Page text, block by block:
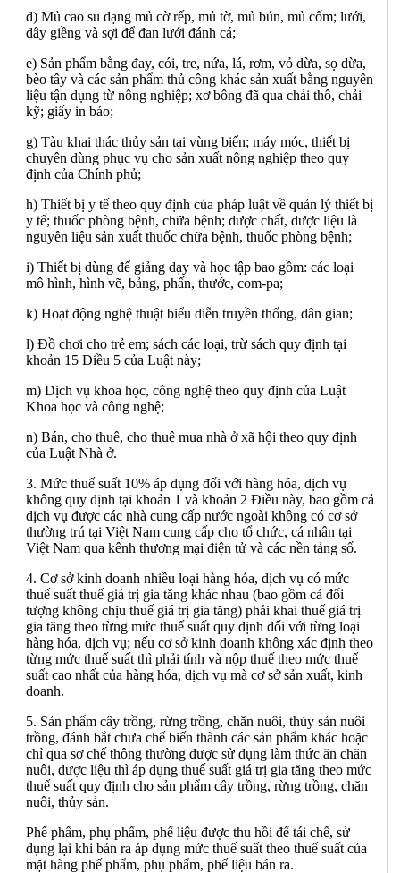
đ) Mủ cao su dạng mủ cờ rếp, mủ tờ, mủ bún, mủ cốm; lưới,
dây giềng và sợi để đan lưới đánh cá;
e) Sản phẩm bằng đay, cói, tre, nứa, lá, rơm, vỏ dừa, sọ dừa,
bèo tây và các sản phẩm thủ công khác sản xuất bằng nguyên
liệu tận dụng từ nông nghiệp; xơ bông đã qua chải thô, chải
kỹ; giấy in báo;
g) Tàu khai thác thủy sản tại vùng biển; máy móc, thiết bị
chuyên dùng phục vụ cho sản xuất nông nghiệp theo quy
định của Chính phủ;
h) Thiết bị y tế theo quy định của pháp luật về quản lý thiết bị
y tế; thuốc phòng bệnh, chữa bệnh; dược chất, dược liệu là
nguyên liệu sản xuất thuốc chữa bệnh, thuốc phòng bệnh;
i) Thiết bị dùng để giảng dạy và học tập bao gồm: các loại
mô hình, hình vẽ, bảng, phấn, thước, com-pa;
k) Hoạt động nghệ thuật biểu diễn truyền thống, dân gian;
l) Đồ chơi cho trẻ em; sách các loại, trừ sách quy định tại
khoản 15 Điều 5 của Luật này;
m) Dịch vụ khoa học, công nghệ theo quy định của Luật
Khoa học và công nghệ;
n) Bán, cho thuê, cho thuê mua nhà ở xã hội theo quy định
của Luật Nhà ở.
3. Mức thuế suất 10% áp dụng đối với hàng hóa, dịch vụ
không quy định tại khoản 1 và khoản 2 Điều này, bao gồm cả
dịch vụ được các nhà cung cấp nước ngoài không có cơ sở
thường trú tại Việt Nam cung cấp cho tổ chức, cá nhân tại
Việt Nam qua kênh thương mại điện tử và các nền tảng số.
4. Cơ sở kinh doanh nhiều loại hàng hóa, dịch vụ có mức
thuế suất thuế giá trị gia tăng khác nhau (bao gồm cả đối
tượng không chịu thuế giá trị gia tăng) phải khai thuế giá trị
gia tăng theo từng mức thuế suất quy định đối với từng loại
hàng hóa, dịch vụ; nếu cơ sở kinh doanh không xác định theo
từng mức thuế suất thì phải tính và nộp thuế theo mức thuế
suất cao nhất của hàng hóa, dịch vụ mà cơ sở sản xuất, kinh
doanh.
5. Sản phẩm cây trồng, rừng trồng, chăn nuôi, thủy sản nuôi
trồng, đánh bắt chưa chế biến thành các sản phẩm khác hoặc
chỉ qua sơ chế thông thường được sử dụng làm thức ăn chăn
nuôi, dược liệu thì áp dụng thuế suất giá trị gia tăng theo mức
thuế suất quy định cho sản phẩm cây trồng, rừng trồng, chăn
nuôi, thủy sản.
Phế phẩm, phụ phẩm, phế liệu được thu hồi để tái chế, sử
dụng lại khi bán ra áp dụng mức thuế suất theo thuế suất của
mặt hàng phế phẩm, phụ phẩm, phế liệu bán ra.